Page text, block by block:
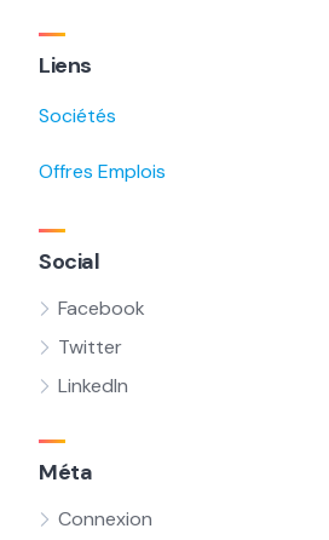
Liens
Sociétés
Offres Emplois
Social
Facebook
Twitter
LinkedIn
Méta
Connexion